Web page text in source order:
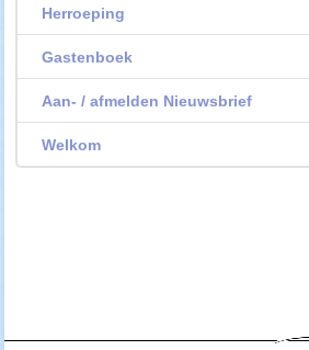
Herroeping
Gastenboek
Aan- / afmelden Nieuwsbrief
Welkom